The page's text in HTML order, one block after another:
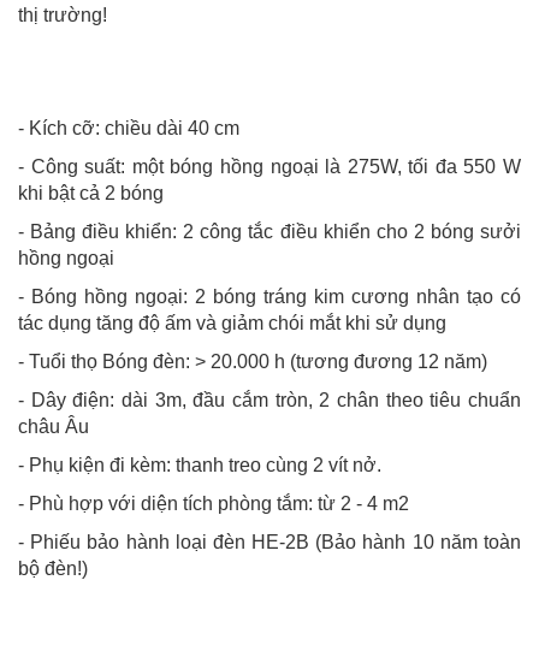
thị trường!
- Kích cỡ: chiều dài 40 cm
- Công suất: một bóng hồng ngoại là 275W, tối đa 550 W
khi bật cả 2 bóng
- Bảng điều khiển: 2 công tắc điều khiển cho 2 bóng sưởi
hồng ngoại
- Bóng hồng ngoại: 2 bóng tráng kim cương nhân tạo có
tác dụng tăng độ ấm và giảm chói mắt khi sử dụng
- Tuổi thọ Bóng đèn: > 20.000 h (tương đương 12 năm)
- Dây điện: dài 3m, đầu cắm tròn, 2 chân theo tiêu chuẩn
châu Âu
- Phụ kiện đi kèm: thanh treo cùng 2 vít nở.
- Phù hợp với diện tích phòng tắm: từ 2 - 4 m2
- Phiếu bảo hành loại đèn HE-2B (Bảo hành 10 năm toàn
bộ đèn!)